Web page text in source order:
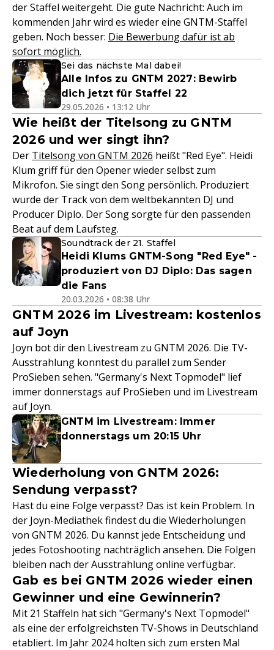
der Staffel weitergeht. Die gute Nachricht: Auch im
kommenden Jahr wird es wieder eine GNTM-Staffel
geben. Noch besser: Die Bewerbung dafür ist ab
sofort möglich.
Sei das nächste Mal dabei!
Alle Infos zu GNTM 2027: Bewirb
dich jetzt für Staffel 22
29.05.2026 • 13:12 Uhr
Wie heißt der Titelsong zu GNTM
2026 und wer singt ihn?
Der Titelsong von GNTM 2026 heißt "Red Eye". Heidi
Klum griff für den Opener wieder selbst zum
Mikrofon. Sie singt den Song persönlich. Produziert
wurde der Track von dem weltbekannten DJ und
Producer Diplo. Der Song sorgte für den passenden
Beat auf dem Laufsteg.
Soundtrack der 21. Staffel
Heidi Klums GNTM-Song "Red Eye" -
produziert von DJ Diplo: Das sagen
die Fans
20.03.2026 • 08:38 Uhr
GNTM 2026 im Livestream: kostenlos
auf Joyn
Joyn bot dir den Livestream zu GNTM 2026. Die TV-
Ausstrahlung konntest du parallel zum Sender
ProSieben sehen. "Germany's Next Topmodel" lief
immer donnerstags auf ProSieben und im Livestream
auf Joyn.
GNTM im Livestream: Immer
donnerstags um 20:15 Uhr
Wiederholung von GNTM 2026:
Sendung verpasst?
Hast du eine Folge verpasst? Das ist kein Problem. In
der Joyn-Mediathek findest du die Wiederholungen
von GNTM 2026. Du kannst jede Entscheidung und
jedes Fotoshooting nachträglich ansehen. Die Folgen
bleiben nach der Ausstrahlung online verfügbar.
Gab es bei GNTM 2026 wieder einen
Gewinner und eine Gewinnerin?
Mit 21 Staffeln hat sich "Germany's Next Topmodel"
als eine der erfolgreichsten TV-Shows in Deutschland
etabliert. Im Jahr 2024 holten sich zum ersten Mal